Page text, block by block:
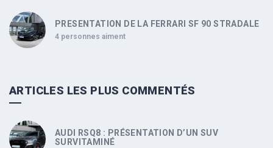
PRESENTATION DE LA FERRARI SF 90 STRADALE
4 personnes aiment
ARTICLES LES PLUS COMMENTÉS
AUDI RSQ8 : PRÉSENTATION D’UN SUV
SURVITAMINÉ